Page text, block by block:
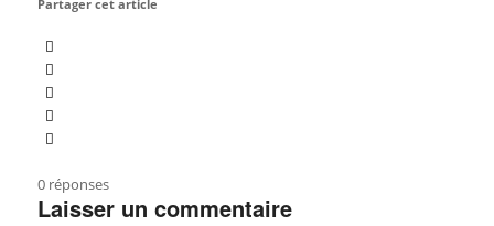
Partager cet article
0 réponses
Laisser un commentaire